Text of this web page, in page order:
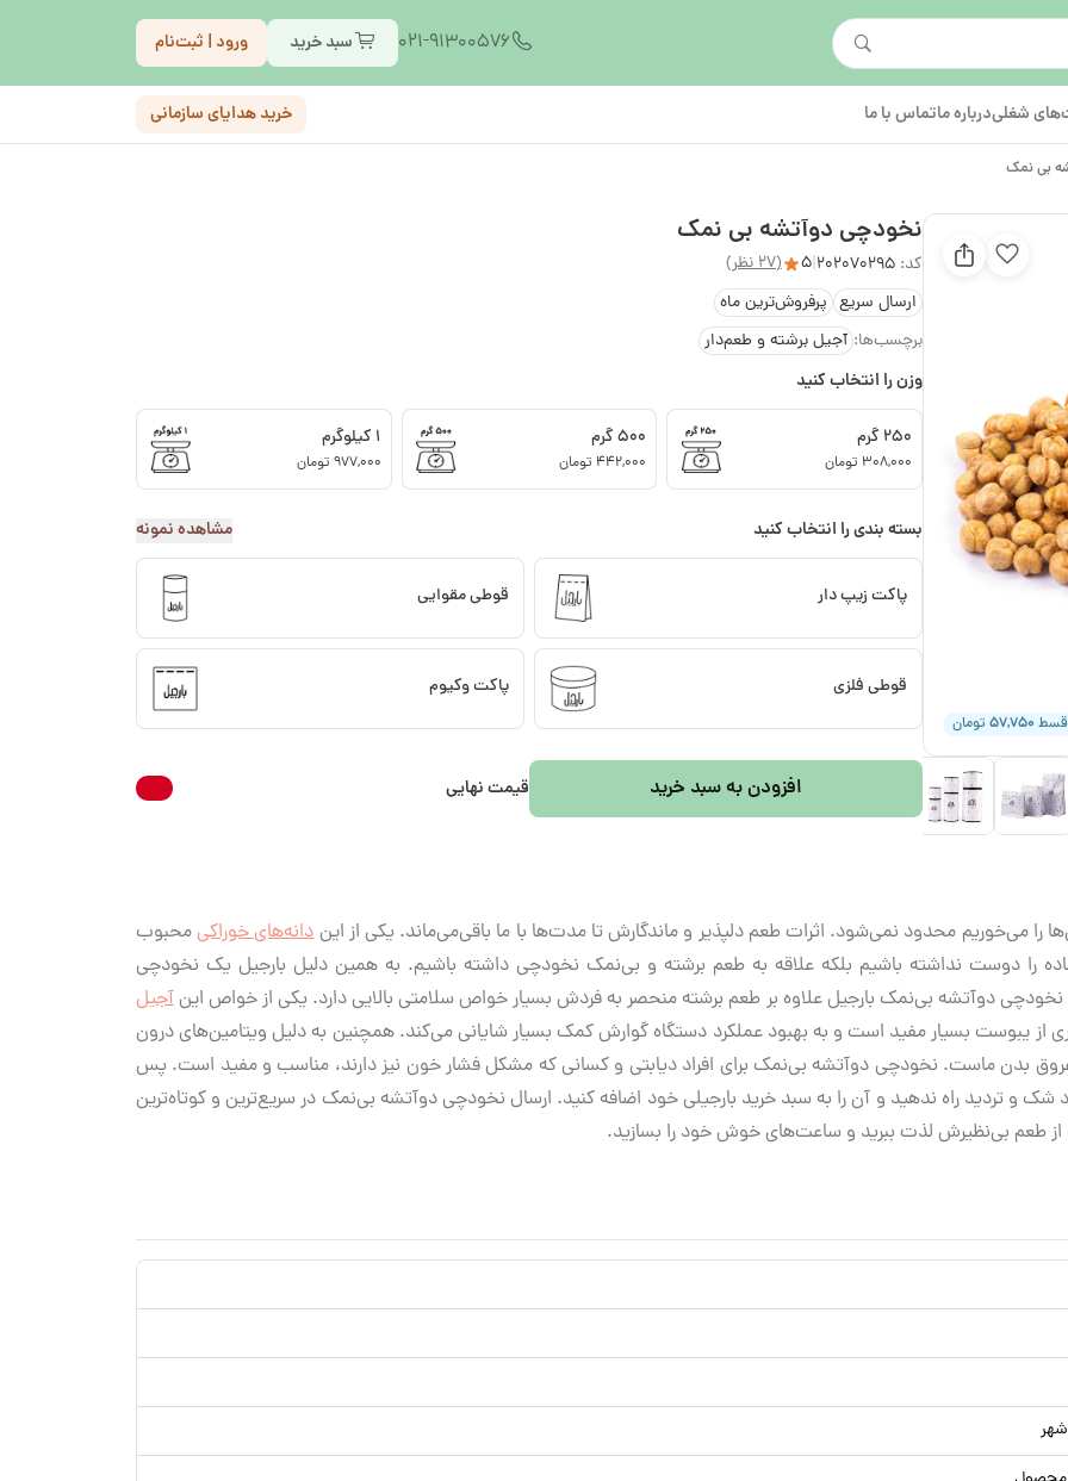
021-91300576 سبد خرید ورود | ثبت‌نام
شغلیدرباره ماتماس با ما خرید هدایای سازمانی
بی نمک
قسط ۵۷,۷۵۰ تومان
نخودچی دوآتشه بی نمک
کد: 202070295
|
5
(27 نظر)
ارسال سریع پرفروش‌ترین ماه
برچسب‌ها: آجیل برشته و طعم‌دار
وزن را انتخاب کنید
250 گرم
308,000 تومان
500 گرم
442,000 تومان
1 کیلوگرم
977,000 تومان
بسته بندی را انتخاب کنید مشاهده نمونه
پاکت زیپ دار قوطی مقوایی
قوطی فلزی پاکت وکیوم
افزودن به سبد خرید قیمت نهایی
را می‌خوریم محدود نمی‌شود. اثرات طعم دلپذیر و ماندگارش تا مدت‌ها با ما باقی‌می‌ماند. یکی از ایندانه‌های خوراکی محبوب
را دوست نداشته باشیم بلکه علاقه به طعم برشته و بی‌نمک نخودچی داشته باشیم. به همین دلیل بارجیل یک نخودچی
دو‌آتشه بی‌نمک بارجیل علاوه بر طعم برشته منحصر به فردش بسیار خواص سلامتی بالایی دارد. یکی از خواص این آجیل
از یبوست بسیار مفید است و به بهبود عملکرد دستگاه گوارش کمک بسیار شایانی می‌کند. همچنین به دلیل ویتامین‌های درون
بدن ماست. نخودچی دو‌آتشه بی‌نمک برای افراد دیابتی و کسانی که مشکل فشار خون نیز دارند، مناسب و مفید است. پس
و تردید راه ندهید و آن را به سبد خرید بارجیلی خود اضافه کنید. ارسال نخودچی دو‌آتشه بی‌نمک در سریع‌ترین و کوتاه‌ترین
طعم بی‌نظیرش لذت ببرید و ساعت‌های خوش خود را بسازید.